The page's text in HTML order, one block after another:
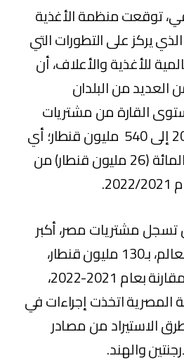
توقعت منظمة الأغذية
يركز على التطورات التي
للأغذية والأعلاف، أن
من البلدان
القارة من مشتريات
القمح في 2023/2022 إلى 540 مليون قنطار؛ أي
بزيادة تقدر بـ5,0 في المائة (26 مليون قنطار) من
مشتريات مصر، أكبر
مستورد للقمح في العالم، بـ130 مليون قنطار،
وذلك بزيادة طفيفة مقارنة بعام 2021-2022،
المصرية اتخذت إجراءات في
الاستيراد من مصادر
والهند.